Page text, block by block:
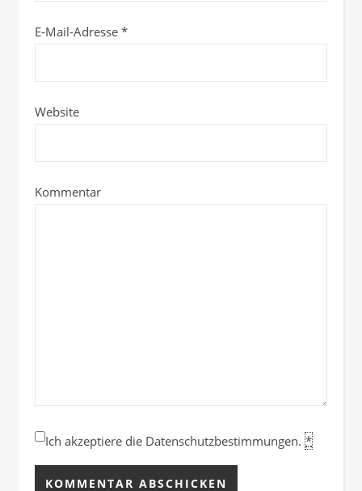
E-Mail-Adresse *
Website
Kommentar
Ich akzeptiere die Datenschutzbestimmungen. *